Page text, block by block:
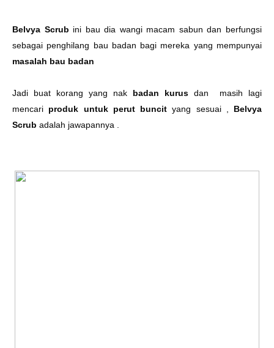
Belvya Scrub ini bau dia wangi macam sabun dan berfungsi
sebagai penghilang bau badan bagi mereka yang mempunyai
masalah bau badan
Jadi buat korang yang nak badan kurus dan
masih lagi
mencari produk untuk perut buncit yang sesuai , Belvya
Scrub adalah jawapannya .